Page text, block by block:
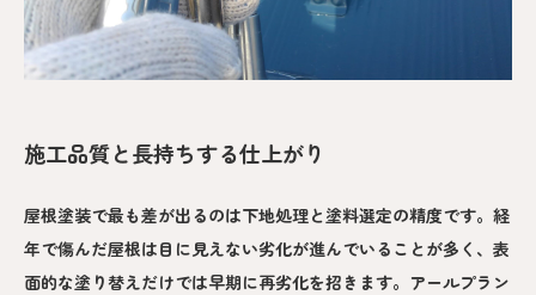
施工品質と長持ちする仕上がり
屋根塗装で最も差が出るのは下地処理と塗料選定の精度です。経
年で傷んだ屋根は目に見えない劣化が進んでいることが多く、表
面的な塗り替えだけでは早期に再劣化を招きます。アールプラン